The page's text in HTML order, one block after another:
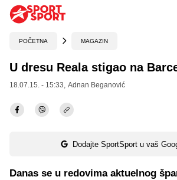
POČETNA MAGAZIN
U dresu Reala stigao na
18.07.15. - 15:33, Adnan Beganović
Dodajte SportSport u vaš
Danas se u redovima aktuelnog